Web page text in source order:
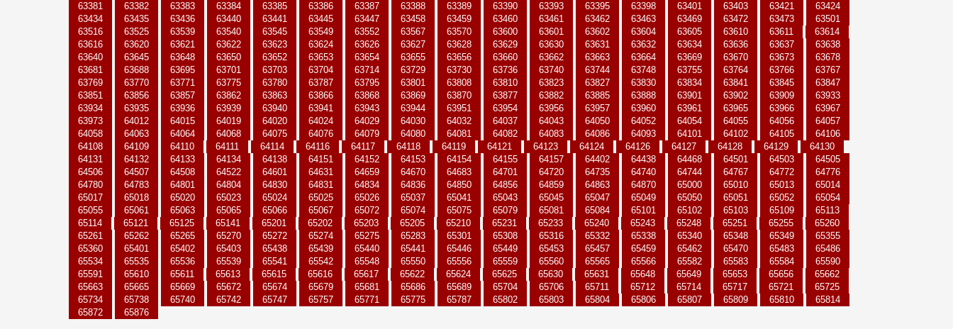
63381
63382 63383 63384 63385 63386 63387 63388 63389 63390 63393 63395 63398 63401 63403 63421
63424
63434
63435 63436 63440 63441 63445 63447 63458 63459 63460 63461 63462 63463 63469 63472 63473
63501
63516
63525 63539 63540 63545 63549 63552 63567 63570 63600 63601 63602 63604 63605 63610 63611
63614
63616
63620 63621 63622 63623 63624 63626 63627 63628 63629 63630 63631 63632 63634 63636 63637
63638
63640
63645 63648 63650 63652 63653 63654 63655 63656 63660 63662 63663 63664 63669 63670 63673
63678
63681
63688 63695 63701 63703 63704 63714 63729 63730 63736 63740 63744 63748 63755 63764 63766
63767
63769
63770 63771 63775 63780 63787 63795 63801 63808 63810 63823 63827 63830 63834 63841 63845
63847
63851
63856 63857 63862 63863 63866 63868 63869 63870 63877 63882 63885 63888 63901 63902 63909
63933
63934
63935 63936 63939 63940 63941 63943 63944 63951 63954 63956 63957 63960 63961 63965 63966
63967
63973
64012 64015 64019 64020 64024 64029 64030 64032 64037 64043 64050 64052 64054 64055 64056
64057
64058
64063 64064 64068 64075 64076 64079 64080 64081 64082 64083 64086 64093 64101 64102 64105
64106
64108
64109 64110 64111 64114 64116 64117 64118 64119 64121 64123 64124 64126 64127 64128 64129
64130
64131
64132 64133 64134 64138 64151 64152 64153 64154 64155 64157 64402 64438 64468 64501 64503
64505
64506
64507 64508 64522 64601 64631 64659 64670 64683 64701 64720 64735 64740 64744 64767 64772
64776
64780
64783 64801 64804 64830 64831 64834 64836 64850 64856 64859 64863 64870 65000 65010 65013
65014
65017
65018 65020 65023 65024 65025 65026 65037 65041 65043 65045 65047 65049 65050 65051 65052
65054
65055
65061 65063 65065 65066 65067 65072 65074 65075 65079 65081 65084 65101 65102 65103 65109
65113
65114
65121 65125 65141 65201 65202 65203 65205 65210 65231 65233 65240 65243 65248 65251 65255
65260
65261
65262 65265 65270 65272 65274 65275 65283 65301 65308 65316 65332 65338 65340 65348 65349
65355
65360
65401 65402 65403 65438 65439 65440 65441 65446 65449 65453 65457 65459 65462 65470 65483
65486
65534
65535 65536 65539 65541 65542 65548 65550 65556 65559 65560 65565 65566 65582 65583 65584
65590
65591
65610 65611 65613 65615 65616 65617 65622 65624 65625 65630 65631 65648 65649 65653 65656
65662
65663
65665 65669 65672 65674 65679 65681 65686 65689 65704 65706 65711 65712 65714 65717 65721
65725
65734
65738 65740 65742 65747 65757 65771 65775 65787 65802 65803 65804 65806 65807 65809 65810
65814
65872
65876